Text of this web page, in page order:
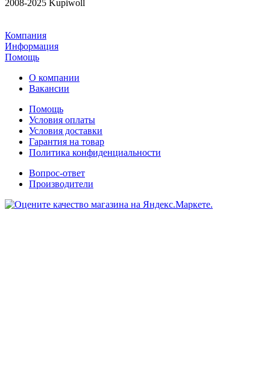
2008-2025 Kupiwoll
Компания
Информация
Помощь
О компании
Вакансии
Помощь
Условия оплаты
Условия доставки
Гарантия на товар
Политика конфиденциальности
Вопрос-ответ
Производители